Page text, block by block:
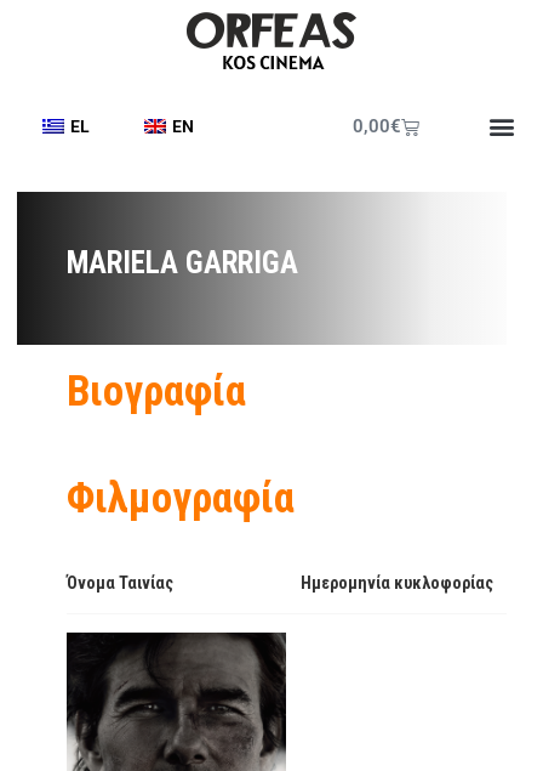
EL EN 0,00€
MARIELA GARRIGA
Βιογραφία
Φιλμογραφία
Όνομα Ταινίας Ημερομηνία κυκλοφορίας